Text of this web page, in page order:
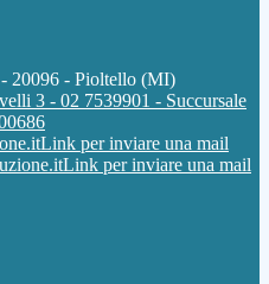
20096 - Pioltello (MI)
3 - 02 7539901 - Succursale
Link per inviare una mail
Link per inviare una mail